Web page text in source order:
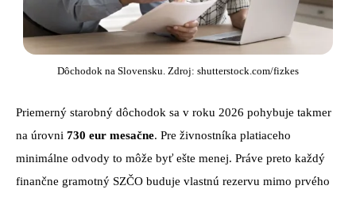
Dôchodok na Slovensku. Zdroj: shutterstock.com/fizkes
Priemerný starobný dôchodok sa v roku 2026 pohybuje takmer
na úrovni 730 eur mesačne. Pre živnostníka platiaceho
minimálne odvody to môže byť ešte menej. Práve preto každý
finančne gramotný SZČO buduje vlastnú rezervu mimo prvého